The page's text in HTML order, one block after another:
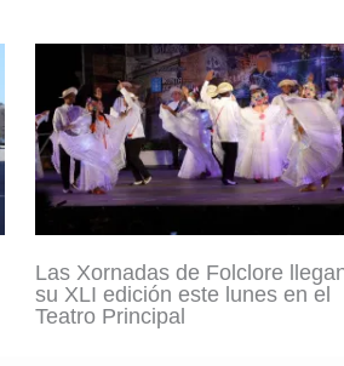
Las Xornadas de Folclore
su XLI edición este lunes en el
Teatro Principal